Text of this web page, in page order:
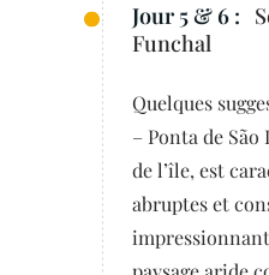
Jour 5 & 6 :
Funchal
Quelques
– Ponta de
de l’île, est
abruptes et